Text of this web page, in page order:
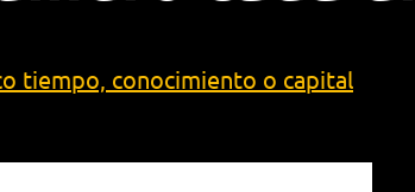
tiempo, conocimiento o capital